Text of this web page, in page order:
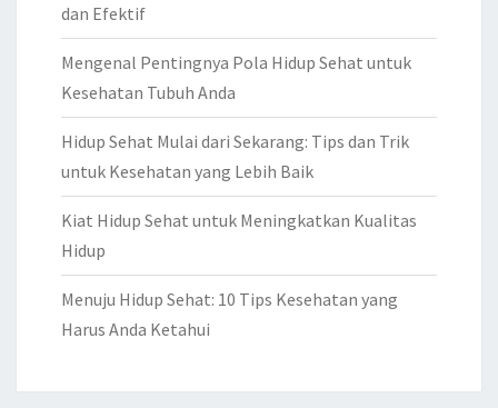
dan Efektif
Mengenal Pentingnya Pola Hidup Sehat untuk
Kesehatan Tubuh Anda
Hidup Sehat Mulai dari Sekarang: Tips dan Trik
untuk Kesehatan yang Lebih Baik
Kiat Hidup Sehat untuk Meningkatkan Kualitas
Hidup
Menuju Hidup Sehat: 10 Tips Kesehatan yang
Harus Anda Ketahui